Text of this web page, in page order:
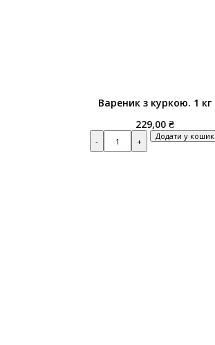
Вареник з куркою. 1 кг
229,00 ₴
Quantity Додати у кошик